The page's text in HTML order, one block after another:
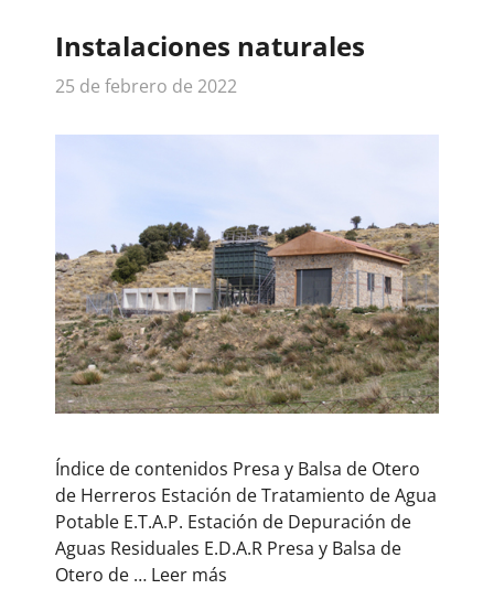
Instalaciones naturales
25 de febrero de 2022
Índice de contenidos Presa y Balsa de Otero
de Herreros Estación de Tratamiento de Agua
Potable E.T.A.P. Estación de Depuración de
Aguas Residuales E.D.A.R Presa y Balsa de
Otero de … Leer más